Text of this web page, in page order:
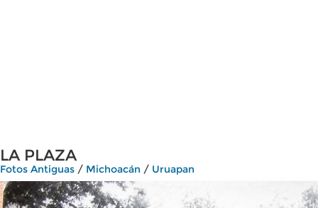
LA PLAZA
Fotos Antiguas / Michoacán / Uruapan